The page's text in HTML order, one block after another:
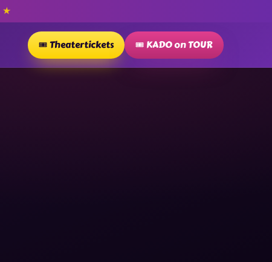
★
🎟️ Theatertickets 🎟️ KADO on TOUR